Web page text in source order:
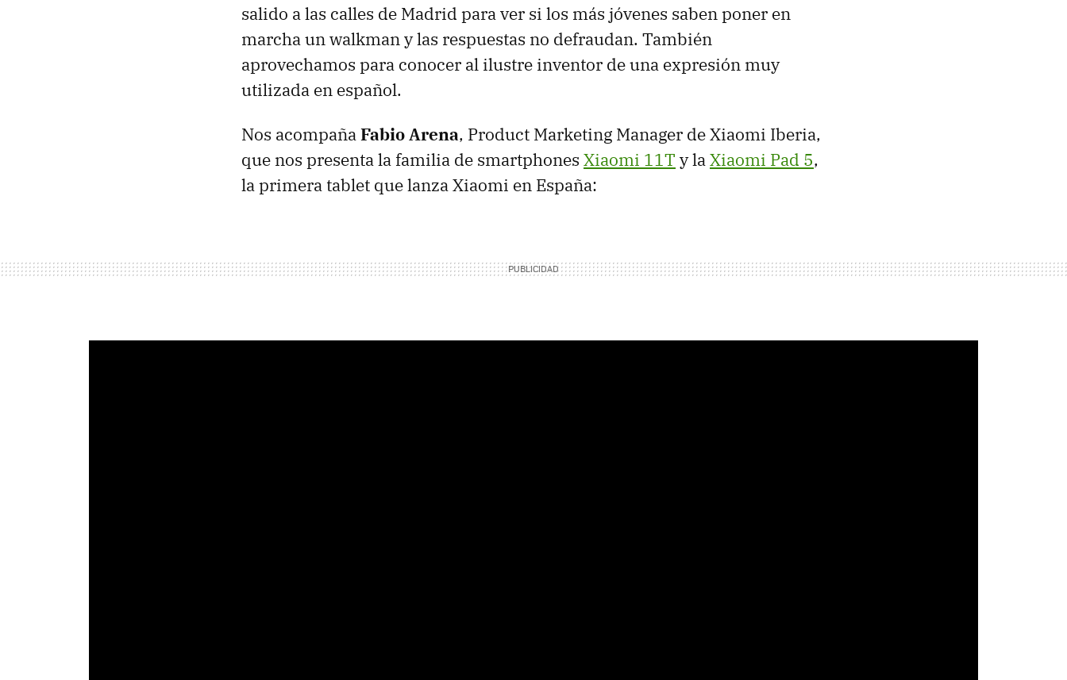
salido a las calles de Madrid para ver si los más jóvenes saben poner en
marcha un walkman y las respuestas no defraudan. También
aprovechamos para conocer al ilustre inventor de una expresión muy
utilizada en español.
Nos acompañaFabio Arena, Product Marketing Manager de Xiaomi Iberia,
que nos presenta la familia de smartphones Xiaomi 11T y laXiaomi Pad 5,
la primera tablet que lanza Xiaomi en España: